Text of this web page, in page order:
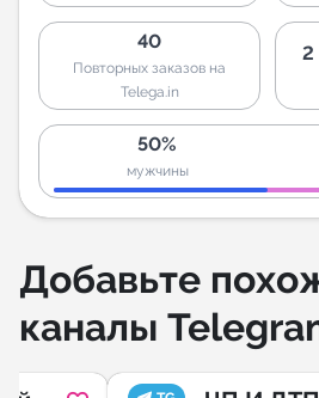
40
Повторных заказов на
Telega.in
2
50%
мужчины
Добавьте
каналы